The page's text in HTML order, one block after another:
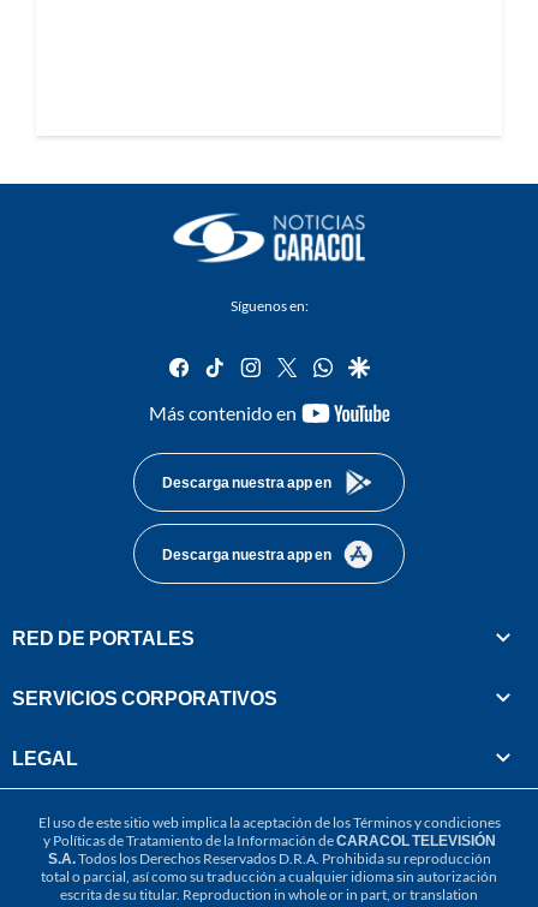
Síguenos en:
facebook
tiktok instagram
twitterwhatsapp
google
Más contenido en
youtube-
Descarga nuestra app en
Descarga nuestra app en
RED DE PORTALES
SERVICIOS CORPORATIVOS
LEGAL
El uso de este sitio web implica la aceptación de losTérminos y condiciones
y Políticas de Tratamiento de la Información deCARACOL TELEVISIÓN
S.A.Todos los Derechos Reservados D.R.A. Prohibida su reproducción
total o parcial, así como su traducción a cualquier idioma sin autorización
escrita de su titular. Reproduction in whole or in part, or translation